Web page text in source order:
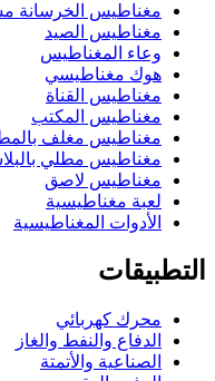
مغناطيس الخرسانة
مغناطيس الصيد
وعاء المغناطيس
هوك مغناطيسي
مغناطيس القناة
مغناطيس المكتب
مغناطيس مغلف
مغناطيس مطلي
مغناطيس لاصق
لعبة مغناطيسية
الأدوات المغناطيسية
التطبيقات
محرك كهربائي
الدفاع والنفط والغاز
الصناعية والأتمتة